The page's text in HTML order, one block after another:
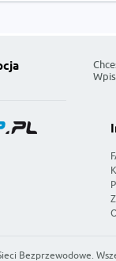
Bezprzewodowe.